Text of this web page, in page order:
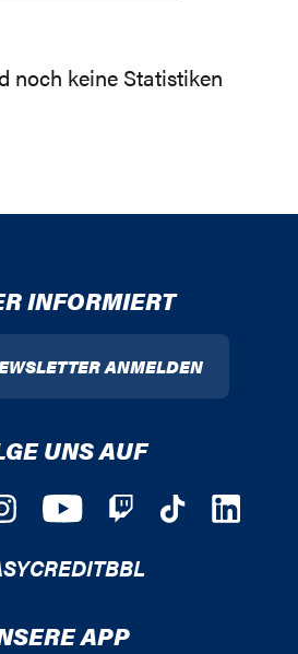
noch keine Statistiken
INFORMIERT
ANMELDEN
UNS AUF
APP